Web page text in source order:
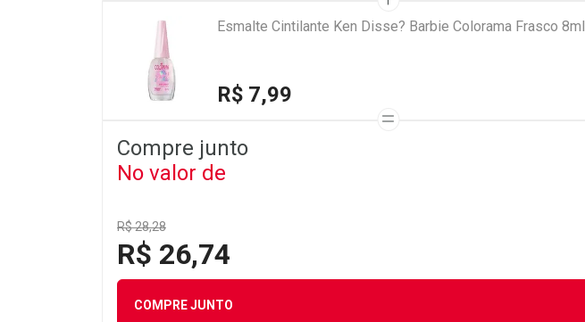
Esmalte Cintilante Ken Disse? Barbie Colorama Frasco 8ml
R$ 7,99
Compre junto
No valor de
R$ 28,28
R$ 26,74
COMPRE JUNTO